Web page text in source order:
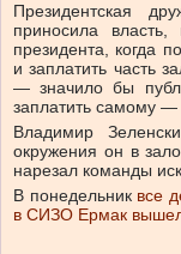
Президентская
приносила
президента, когда
и заплатить часть
— значило бы
заплатить самому —
Владимир
окружения он в
нарезал команды
В понедельник все
в СИЗО Ермак